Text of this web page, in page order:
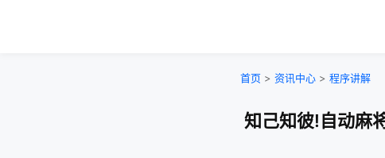
首页 > 资讯中心 > 程序讲解
知己知彼!自动麻